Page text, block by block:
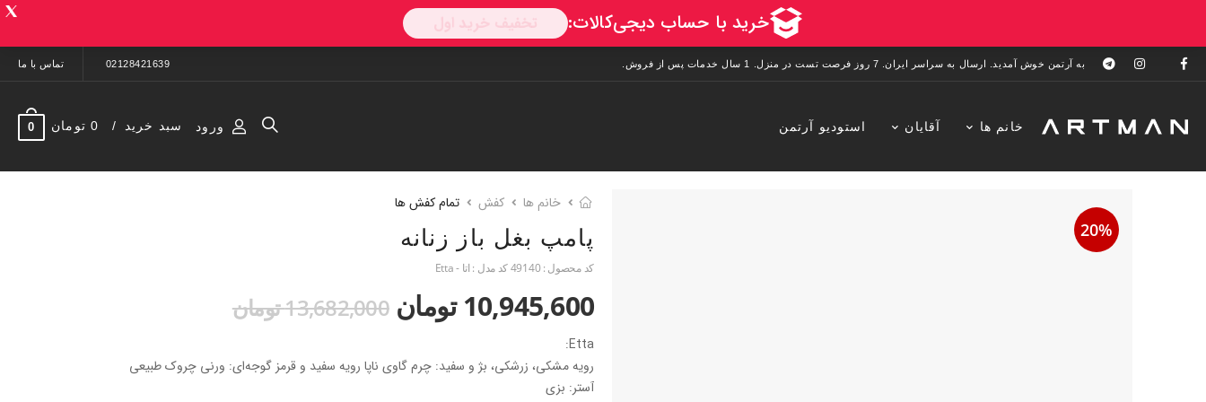
به آرتمن خوش آمدید. ارسال به سراسر ایران. 7 روز فرصت تست در منزل. 1 سال خدمات پس از فروش. 02128421639 تماس با ما
خانم ها آقایان استودیو آرتمن ورود سبد خرید 0 تومان 0
20%
خانم ها کفش تمام کفش ها
پامپ بغل باز زنانه
کد محصول :49140کد مدل : اتا - Etta
10,945,600 تومان 13,682,000 تومان
Etta:
رویه مشکی، زرشکی، بژ و سفید: چرم گاوی ناپا رویه سفید و قرمز گوجه‌ای: ورنی چروک طبیعی
آستر: بزی